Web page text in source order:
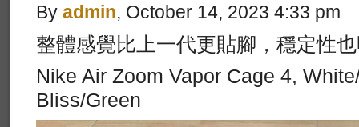
By admin, October 14, 2023 4:33 pm
整體感覺比上一代更貼腳，穩定性
Nike Air Zoom Vapor Cage 4,
Bliss/Green